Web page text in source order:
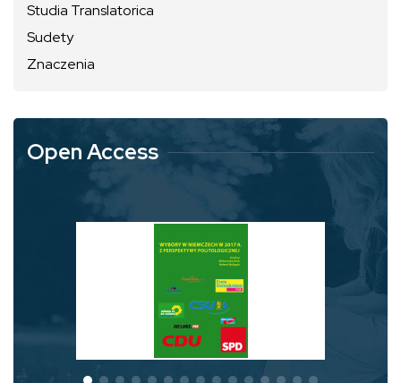
Studia Translatorica
Sudety
Znaczenia
Open Access